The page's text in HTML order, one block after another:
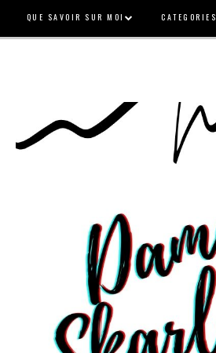
QUE SAVOIR SUR MOI CATEGORIES